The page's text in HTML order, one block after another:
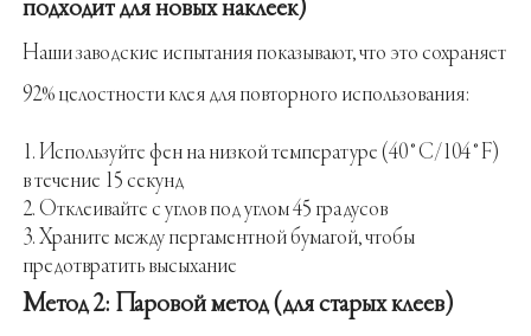
подходит для новых наклеек)
Наши заводские испытания показывают, что это сохраняет
92% целостности клея для повторного использования:
Используйте фен на низкой температуре (40°C/104°F)
в течение 15 секунд
Отклеивайте с углов под углом 45 градусов
Храните между пергаментной бумагой, чтобы
предотвратить высыхание
Метод 2: Паровой метод (для старых клеев)